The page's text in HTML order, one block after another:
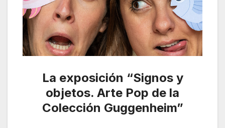
La exposición “Signos y
objetos. Arte Pop de la
Colección Guggenheim”